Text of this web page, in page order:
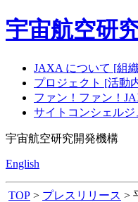
宇宙航空研
JAXA について [組
プロジェクト [活動
ファン！ファン！
サイトコンシェル
宇宙航空研究開発機構
English
TOP > プレスリリース >